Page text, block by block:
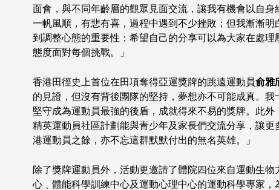
面會，與不同年齡層的觀眾見面交流，讓我有機會以自
一帆風順，有悲有喜，過程中遇到不少挫敗；但我漸漸
到調整心態的重要性；希望自己的分享可以為大家在處
態度面對每個挑戰。」
香港田徑史上首位在田項奪得亞運獎牌的跳遠運動員俞雅
的見證，但沒有背後團隊的堅持，夢想亦不可能成真。
堅守成為運動員最強的後盾，成就得來不易的獎牌。此外
精英運動員社區計劃能與青少年及家長們交流分享，讓
港運動員之餘，亦不忘這群默默付出的無名英雄。」
除了獎牌運動員外，活動更邀請了體院四位來自運動生
心﹑體能科學訓練中心及運動心理中心的運動科學專家